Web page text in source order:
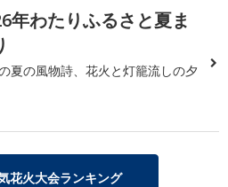
年わたりふるさと夏ま
夏の風物詩、花火と灯籠流しの夕
花火大会ランキング